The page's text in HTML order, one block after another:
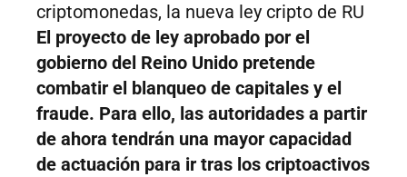
criptomonedas, la nueva ley cripto de RU
El proyecto de ley aprobado por el
gobierno del Reino Unido pretende
combatir el blanqueo de capitales y el
fraude. Para ello, las autoridades a partir
de ahora tendrán una mayor capacidad
de actuación para ir tras los criptoactivos